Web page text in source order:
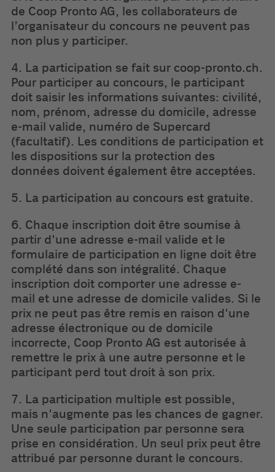
de Coop Pronto AG, les collaborateurs de
l’organisateur du concours ne peuvent pas
non plus y participer.
4. La participation se fait sur coop-pronto.ch.
Pour participer au concours, le participant
doit saisir les informations suivantes: civilité,
nom, prénom, adresse du domicile, adresse
e-mail valide, numéro de Supercard
(facultatif). Les conditions de participation et
les dispositions sur la protection des
données doivent également être acceptées.
5. La participation au concours est gratuite.
6. Chaque inscription doit être soumise à
partir d'une adresse e-mail valide et le
formulaire de participation en ligne doit être
complété dans son intégralité. Chaque
inscription doit comporter une adresse e-
mail et une adresse de domicile valides. Si le
prix ne peut pas être remis en raison d'une
adresse électronique ou de domicile
incorrecte, Coop Pronto AG est autorisée à
remettre le prix à une autre personne et le
participant perd tout droit à son prix.
7. La participation multiple est possible,
mais n'augmente pas les chances de gagner.
Une seule participation par personne sera
prise en considération. Un seul prix peut être
attribué par personne durant le concours.